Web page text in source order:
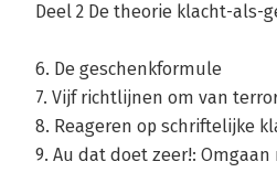
Deel 2 De theorie klacht-als-
6. De geschenkformule
7. Vijf richtlijnen om van
8. Reageren op schriftelijke
9. Au dat doet zeer!: